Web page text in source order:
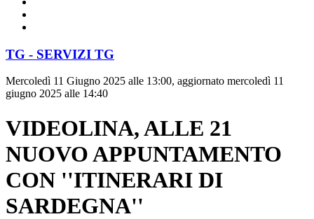
TG - SERVIZI TG
Mercoledì 11 Giugno 2025 alle 13:00, aggiornato mercoledì 11
giugno 2025 alle 14:40
VIDEOLINA, ALLE 21
NUOVO APPUNTAMENTO
CON ''ITINERARI DI
SARDEGNA''